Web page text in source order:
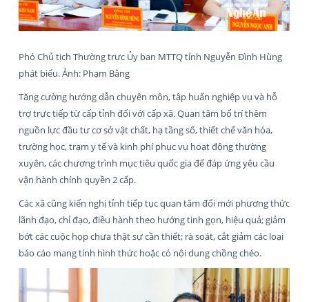
Phó Chủ tịch Thường trực Ủy ban MTTQ tỉnh Nguyễn Đình Hùng
phát biểu. Ảnh: Phạm Bằng
Tăng cường hướng dẫn chuyên môn, tập huấn nghiệp vụ và hỗ
trợ trực tiếp từ cấp tỉnh đối với cấp xã. Quan tâm bố trí thêm
nguồn lực đầu tư cơ sở vật chất, hạ tầng số, thiết chế văn hóa,
trường học, trạm y tế và kinh phí phục vụ hoạt động thường
xuyên, các chương trình mục tiêu quốc gia để đáp ứng yêu cầu
vận hành chính quyền 2 cấp.
Các xã cũng kiến nghị tỉnh tiếp tục quan tâm đổi mới phương thức
lãnh đạo, chỉ đạo, điều hành theo hướng tinh gọn, hiệu quả; giảm
bớt các cuộc họp chưa thật sự cần thiết; rà soát, cắt giảm các loại
báo cáo mang tính hình thức hoặc có nội dung chồng chéo.